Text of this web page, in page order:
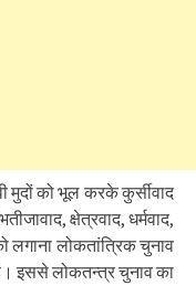
मुदों को भूल करके कुर्सीवाद
क्षेत्रवाद, धर्मवाद,
लगाना लोकतांत्रिक चुनाव
इससे लोकतन्त्र चुनाव का